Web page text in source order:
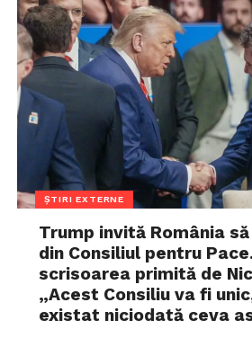
ȘTIRI EXTERNE
Trump invită România
din Consiliul pentru
scrisoarea primită de
„Acest Consiliu va fi
existat niciodată ceva